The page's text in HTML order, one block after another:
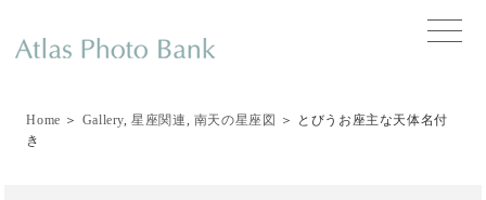
toggle
Home ＞ Gallery,星座関連, 南天の星座図
＞ とびうお座主な天体名付
き